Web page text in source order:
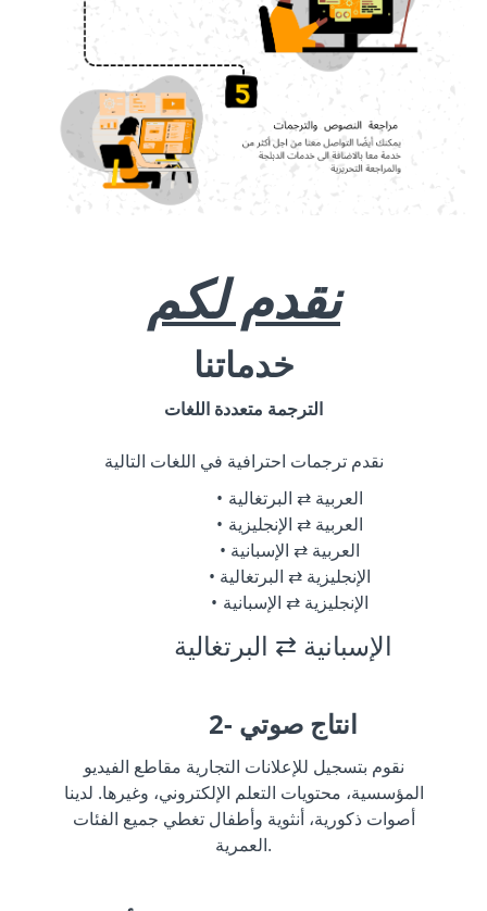
نقدم لكم
خدماتنا
الترجمة متعددة اللغات
نقدم ترجمات احترافية في اللغات التالية
العربية ⇄ البرتغالية
العربية ⇄ الإنجليزية
العربية ⇄ الإسبانية
الإنجليزية ⇄ البرتغالية
الإنجليزية ⇄ الإسبانية
الإسبانية ⇄ البرتغالية
2- انتاج صوتي
نقوم بتسجيل للإعلانات التجارية مقاطع الفيديو
المؤسسية، محتويات التعلم الإلكتروني، وغيرها. لدينا
أصوات ذكورية، أنثوية وأطفال تغطي جميع الفئات
العمرية.